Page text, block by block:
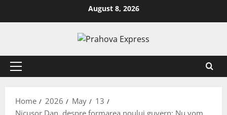
August 8, 2026
Home 2026 May
13